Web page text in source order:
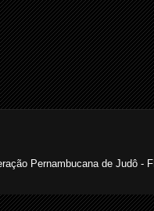
Pernambucana de Judô -